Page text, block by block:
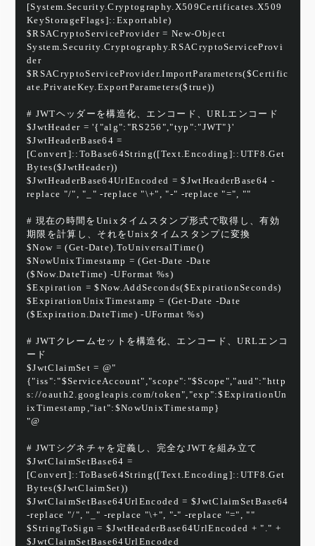
[System.Security.Cryptography.X509Certificates.X509
KeyStorageFlags]::Exportable)
$RSACryptoServiceProvider = New-Object
System.Security.Cryptography.RSACryptoServiceProvi
der
$RSACryptoServiceProvider.ImportParameters($Certific
ate.PrivateKey.ExportParameters($true))
# JWTヘッダーを構造化、エンコード、URLエンコード
$JwtHeader = '{"alg":"RS256","typ":"JWT"}'
$JwtHeaderBase64 =
[Convert]::ToBase64String([Text.Encoding]::UTF8.Get
Bytes($JwtHeader))
$JwtHeaderBase64UrlEncoded = $JwtHeaderBase64 -
replace "/", "_" -replace "\+", "-" -replace "=", ""
# 現在の時間をUnixタイムスタンプ形式で取得し、有効
期限を計算し、それをUnixタイムスタンプに変換
$Now = (Get-Date).ToUniversalTime()
$NowUnixTimestamp = (Get-Date -Date
($Now.DateTime) -UFormat %s)
$Expiration = $Now.AddSeconds($ExpirationSeconds)
$ExpirationUnixTimestamp = (Get-Date -Date
($Expiration.DateTime) -UFormat %s)
# JWTクレームセットを構造化、エンコード、URLエンコ
ード
$JwtClaimSet = @"
{"iss":"$ServiceAccount","scope":"$Scope","aud":"http
s://oauth2.googleapis.com/token","exp":$ExpirationUn
ixTimestamp,"iat":$NowUnixTimestamp}
"@
# JWTシグネチャを定義し、完全なJWTを組み立て
$JwtClaimSetBase64 =
[Convert]::ToBase64String([Text.Encoding]::UTF8.Get
Bytes($JwtClaimSet))
$JwtClaimSetBase64UrlEncoded = $JwtClaimSetBase64
-replace "/", "_" -replace "\+", "-" -replace "=", ""
$StringToSign = $JwtHeaderBase64UrlEncoded + "." +
$JwtClaimSetBase64UrlEncoded